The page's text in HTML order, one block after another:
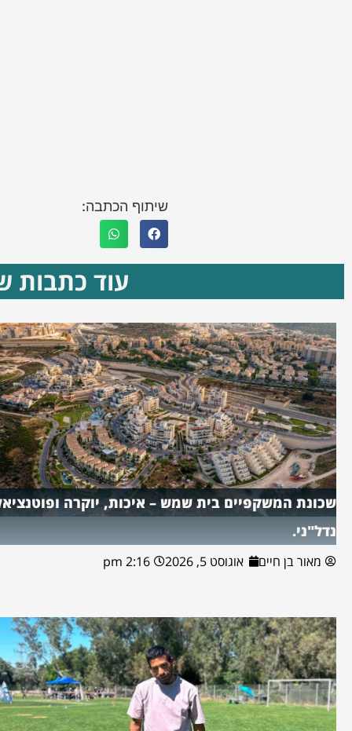
שיתוף הכתבה:
עוד כתבות
שכונת המשקפיים בית שמש – איכות, יוקרה
נדל"ני.
מאור בן חיים אוגוסט 5, 2026 2:16 pm